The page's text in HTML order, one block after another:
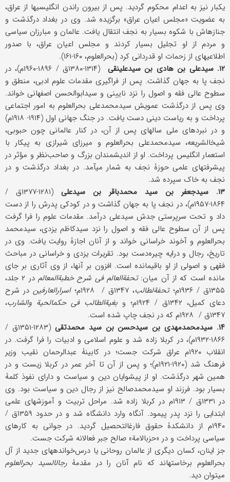
یک‎بار نیز به اعدام محکوم گردید. پس از بیرون راندن انگلیسیها از عراق،
به عضویت «مجلس اعیان عراق» برگزیده شد. وی در بغداد درگذشت و
جنازه‎اش با شکوه بسیار به نجف انتقال یافت. عالمان و مبارزان سیاسی
و مردم از او تجلیل بسیار کردند و مجلس اعیان عراق، با صدور
اطلاعیه‎ای از زحمات او قدردانی کرد (بحرالعلوم، ۱۶۰-۱۶۱).
۱۲. سیدعلی بن هادی بن سیدعلی‎نقی
(۱۳۱۴-۱۳۸۰ق / ۱۸۹۶-۱۹۶۰م)، در
نجف پا به جهان گذاشت. پس از فراگیری مقدمات علوم ادبی، منطق و
سطوح عالی فقه و اصول را نزد نایینی و سیدابوالحسن اصفهانی خواند.
وی پس از درگذشت عمویش سیدمحمدعلی بحرالعلوم به امور اجتماعی
پرداخت و به ریاست دینی دست یافت. در جنگ جهانی اول (۱۹۱۴- ۱۹۱۸م)
و در نبردهای ملی سالهای پس از آن، در کنار عالمانی چون حبوبی،
شیخ‎الشریعه، سیدمحمدعلی بحرالعلوم و میرزای شیرازی به پیکار با
استعمار انگلیس پرداخت. او از اندیشمندان بزرگ و صاحب‌نظر و مؤثر در
پیشرفتهای علمی حوزۀ نجف به شمار می‎آمد. در بغداد درگذشت و در
نجف به خاک سپرده شد.
۱۳. سیدجعفر بن سید محمدباقر بن سیدعلی
(۱۲۸۱-۱۳۷۷ق /
۱۸۶۴-۱۹۵۷م)، در نجف پا به جهان گذاشت و در کودکی پدرش را از دست
داد و تحت سرپرستی جدش سیدعلی درآمد. مقدمات علوم را فرا گرفت
پس از آن سطوح عالی فقه و اصول را نزد سیدکاظم یزدی، سیدمحمد
بحرالعلوم و آخوند خراسانی خواند و از آنان اجازۀ روایت یافت. وی در
تاریخ، رجال و درایه چیره‌دست بود. تقریرات یزدی و خراسانی در مباحث
فقهی و اصولی از او باقی‎مانده است. افزون بر آنها، از وی آثاری بر جای
مانده است که از آن میان:تحفةالعالم فی شرح خطبةالمعالم
در ۲ جلد،
۱۳۵۵ق / ۱۹۳۶م؛
تحفةلطالب، ۱۳۴۷ق / ۱۹۲۸م؛ اسرار‎العارفین
در شرح
دعای کمیل، ۱۳۴۲ق / ۱۹۲۴م؛ و
بغیةالطالب فی حکم‎الحیة والشارب
،
۱۳۴۷ق / ۱۹۲۸م که در نجف چاپ شده است.
۱۴. سیدمحمدمهدی بن سیدحسن بن سید محمدتقی
(۱۲۸۳-۱۳۵۱ق /
۱۸۶۶-۱۹۳۲م)، در کربلا زاده شد و علوم اسلامی و ادبیات را فرا گرفت. در
انقلاب ۱۹۲۰م عراق شرکت جست؛ در کابینۀ عبدالرحمان نقیب وزیر
فرهنگ شد (۱۹۲۰-۱۹۲۱م)؛ و پس از آن تا آخر عمر در کربلا زیست و در
همین شهر درگذشت. او از پیشوایان دین و سیاست و دارای نفوذ کلمۀ
بسیار بود. فرزند او سیدمحمدصالح نیز از رجال دین و سیاست بود. وی
در ۱۳۳۱ق / ۱۹۱۳م در کربلا زاده شد. مراحل تربیت و آموزشهای علمی
ابتدایی را نزد پدر پیمود. آنگاه وارد دانشگاه شد و در حدود ۱۳۵۹ق /
۱۹۴۰م از دانشکدۀ حقوق فارغ‎التحصیل گردید. در جوانی به کارهای
سیاسی پرداخت و در «حزب‎الامة» صالح جبر فعالانه شرکت جست.
جز اینان، کسان دیگری از عالمان روحانی یا درس‌خوانده‎های جدید از آل
بحرالعلوم برخاسته‎اند که نام آنان را در مقدمۀ
رجال‎السید بحرالعلوم
می‎توان دید.